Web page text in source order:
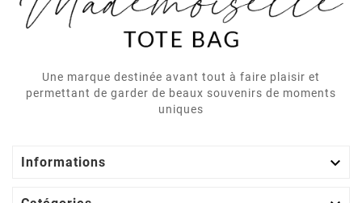
Une marque destinée avant tout à faire plaisir et
permettant de garder de beaux souvenirs de moments
uniques
Informations 